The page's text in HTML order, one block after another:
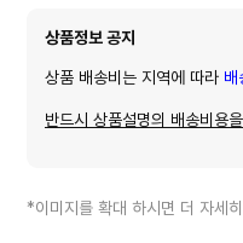
상품정보 공지
상품 배송비는 지역에 따라 배
반드시 상품설명의 배송비용
*이미지를 확대 하시면 더 자세